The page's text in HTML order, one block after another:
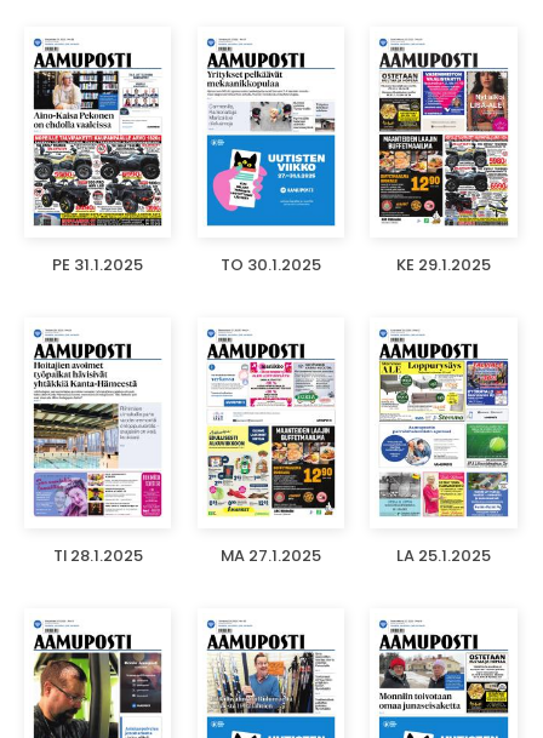
PE 31.1.2025 TO 30.1.2025 KE 29.1.2025
TI 28.1.2025 MA 27.1.2025 LA 25.1.2025